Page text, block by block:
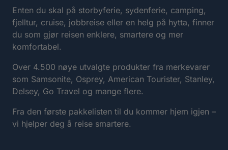
Enten du skal på storbyferie, sydenferie, camping,
fjelltur, cruise, jobbreise eller en helg på hytta, finner
du som gjør reisen enklere, smartere og mer
komfortabel.
Over 4.500 nøye utvalgte produkter fra merkevarer
som Samsonite, Osprey, American Tourister, Stanley,
Delsey, Go Travel og mange flere.
Fra den første pakkelisten til du kommer hjem igjen –
vi hjelper deg å reise smartere.